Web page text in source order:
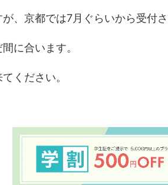
、京都では7月ぐらいから受付さ
に合います。
ください。